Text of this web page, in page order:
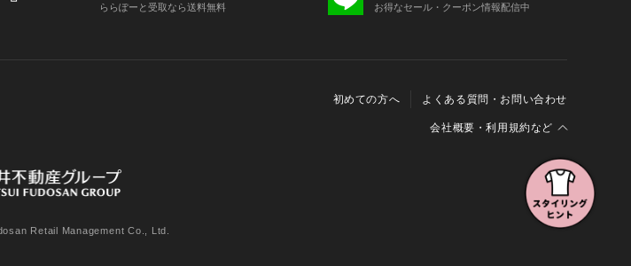
ららぽーと受取なら送料無料 お得なセール・クーポン情報配信中
初めての方へ よくある質問・お問い合わせ
会社概要・利用規約など
特定商取引に関する法律に基づく表示
人情報の取り扱いについて
Cookieおよびアクセスログについて
三井不動産グループ ソーシャルメディアガイドライン
Retail Management Co., Ltd.